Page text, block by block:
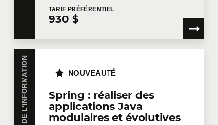
TARIF PRÉFÉRENTIEL
930 $
Spring : réaliser des
applications Java
modulaires et évolutives
NOUVEAUTÉ